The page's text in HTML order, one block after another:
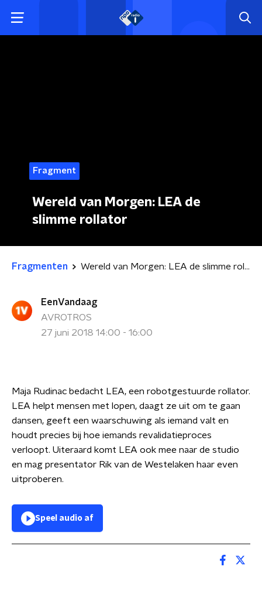
Fragment
Wereld van Morgen: LEA de
slimme rollator
Fragmenten Wereld van Morgen: LEA de slimme rollator
EenVandaag
AVROTROS
27 juni 2018 14:00 - 16:00
Maja Rudinac bedacht LEA, een robotgestuurde rollator.
LEA helpt mensen met lopen, daagt ze uit om te gaan
dansen, geeft een waarschuwing als iemand valt en
houdt precies bij hoe iemands revalidatieproces
verloopt. Uiteraard komt LEA ook mee naar de studio
en mag presentator Rik van de Westelaken haar even
uitproberen.
Speel audio af